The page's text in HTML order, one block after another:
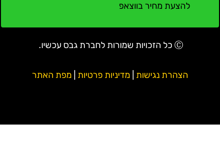
להצעת מחיר בווצאפ
Ⓒ כל הזכויות שמורות לחברת גבס עכשיו.
הצהרת נגישות| מדיניות פרטיות| מפת האתר